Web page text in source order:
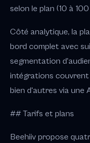
selon le plan (10 à
Côté analytique, la
bord complet avec
segmentation
intégrations couvrent
bien d'autres via une
## Tarifs et plans
Beehiiv propose